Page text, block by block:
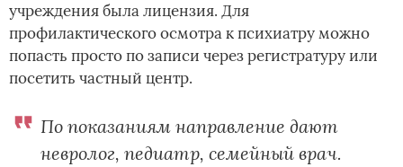
учреждения была лицензия. Для
профилактического осмотра к психиатру можно
попасть просто по записи через регистратуру или
посетить частный центр.
По показаниям направление дают
невролог, педиатр, семейный врач.